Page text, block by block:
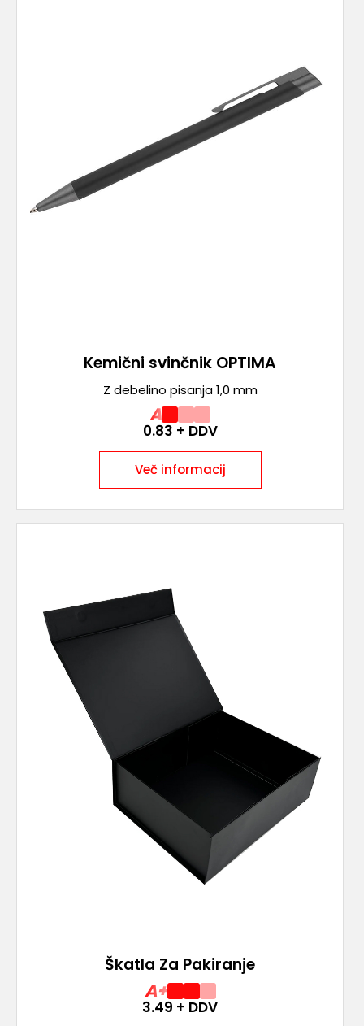
Kemični svinčnik OPTIMA
Z debelino pisanja 1,0 mm
A
0.83 + DDV
Več informacij
Škatla Za Pakiranje
A+
3.49 + DDV